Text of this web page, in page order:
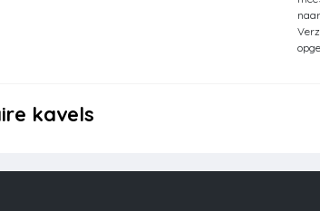
kavels